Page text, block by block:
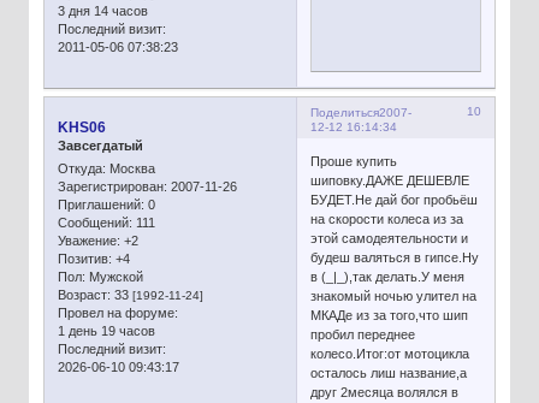
3 дня 14 часов
Последний визит:
2011-05-06 07:38:23
Поделиться 10
2007-
12-12 16:14:34
KHS06
Завсегдатый
Откуда: Москва
Зарегистрирован: 2007-11-26
Приглашений: 0
Сообщений: 111
Уважение: +2
Позитив: +4
Пол: Мужской
Возраст: 33 [1992-11-24]
Провел на форуме:
1 день 19 часов
Последний визит:
2026-06-10 09:43:17
Проше купить
шиповку.ДАЖЕ ДЕШЕВЛЕ
БУДЕТ.Не дай бог пробьёш
на скорости колеса из за
этой самодеятельности и
будеш валяться в гипсе.Ну
в (_|_),так делать.У меня
знакомый ночью улител на
МКАДе из за того,что шип
пробил переднее
колесо.Итог:от мотоцикла
осталось лиш название,а
друг 2месяца волялся в